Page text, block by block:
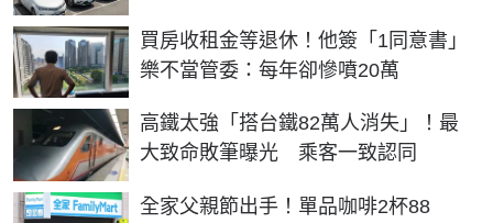
買房收租金等退休！他簽「1同意書」
樂不當管委：每年卻慘噴20萬
高鐵太強「搭台鐵82萬人消失」！最
大致命敗筆曝光 乘客一致認同
全家父親節出手！單品咖啡2杯88